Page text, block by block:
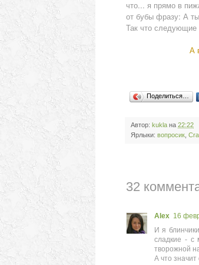
что... я прямо в
от бубы фразу: А
Так что следующие
А
Поделиться…
Автор: kukla на 22:22
Ярлыки: вопросик
32
Alex 16
И я
сладкие - с
творожной
А что значит